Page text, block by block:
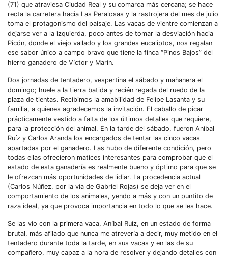
(71) que atraviesa Ciudad Real y su comarca más cercana; se hace
recta la carretera hacia Las Peralosas y la rastrojera del mes de julio
toma el protagonismo del paisaje. Las vacas de vientre comienzan a
dejarse ver a la izquierda, poco antes de tomar la desviación hacia
Picón, donde el viejo vallado y los grandes eucaliptos, nos regalan
ese sabor único a campo bravo que tiene la finca “Pinos Bajos” del
hierro ganadero de Víctor y Marín.
Dos jornadas de tentadero, vespertina el sábado y mañanera el
domingo; huele a la tierra batida y recién regada del ruedo de la
plaza de tientas. Recibimos la amabilidad de Felipe Lasanta y su
familia, a quienes agradecemos la invitación. El caballo de picar
prácticamente vestido a falta de los últimos detalles que requiere,
para la protección del animal. En la tarde del sábado, fueron Aníbal
Ruíz y Carlos Aranda los encargados de tentar las cinco vacas
apartadas por el ganadero. Las hubo de diferente condición, pero
todas ellas ofrecieron matices interesantes para comprobar que el
estado de esta ganadería es realmente bueno y óptimo para que se
le ofrezcan más oportunidades de lidiar. La procedencia actual
(Carlos Núñez, por la vía de Gabriel Rojas) se deja ver en el
comportamiento de los animales, yendo a más y con un puntito de
raza ideal, ya que provoca importancia en todo lo que se les hace.
Se las vio con la primera vaca, Aníbal Ruíz, en un estado de forma
brutal, más afilado que nunca me atrevería a decir, muy metido en el
tentadero durante toda la tarde, en sus vacas y en las de su
compañero, muy capaz a la hora de resolver y dejando detalles con